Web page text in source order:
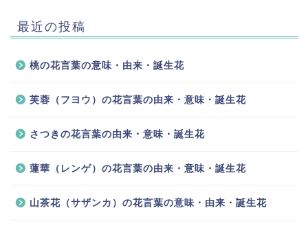
最近の投稿
桃の花言葉の意味・由来・誕生花
芙蓉（フヨウ）の花言葉の由来・意味・誕生花
さつきの花言葉の由来・意味・誕生花
蓮華（レンゲ）の花言葉の由来・意味・誕生花
山茶花（サザンカ）の花言葉の意味・由来・誕生花